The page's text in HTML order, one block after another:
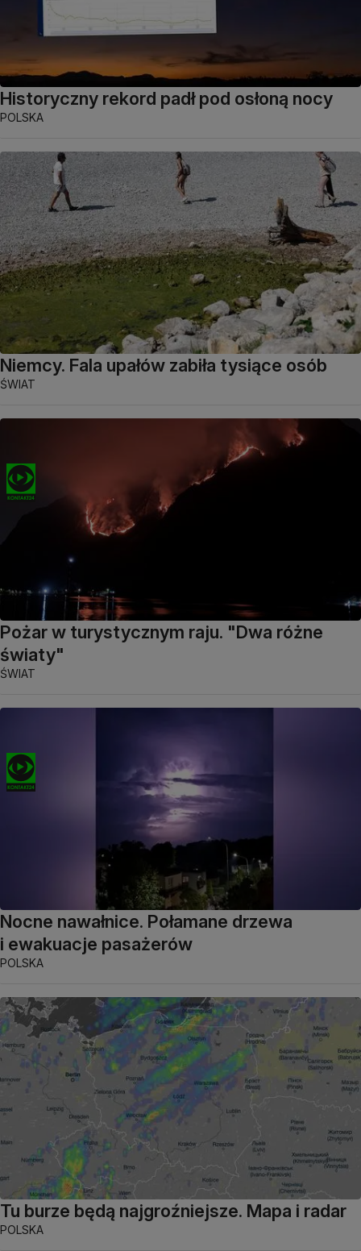
Historyczny rekord padł pod osłoną nocy
POLSKA
Niemcy. Fala upałów zabiła tysiące osób
ŚWIAT
Pożar w turystycznym raju. "Dwa różne
światy"
ŚWIAT
Nocne nawałnice. Połamane drzewa
i ewakuacje pasażerów
POLSKA
Tu burze będą najgroźniejsze. Mapa i radar
POLSKA